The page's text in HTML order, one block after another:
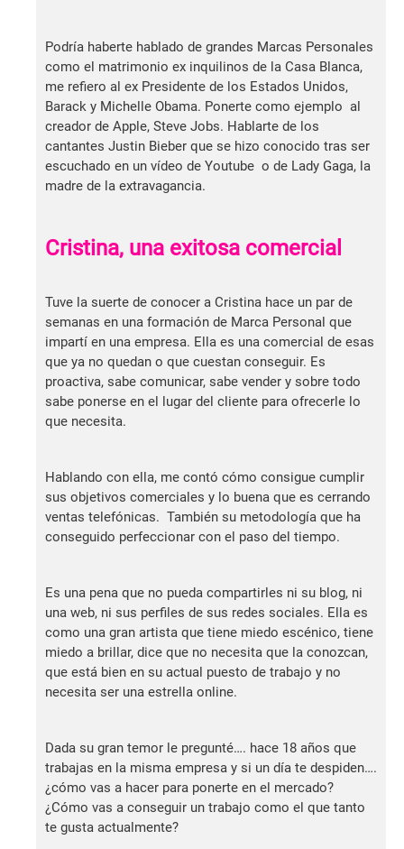
Podría haberte hablado de grandes Marcas Personales
como el matrimonio ex inquilinos de la Casa Blanca,
me refiero al ex Presidente de los Estados Unidos,
Barack y Michelle Obama. Ponerte como ejemplo al
creador de Apple, Steve Jobs. Hablarte de los
cantantes Justin Bieber que se hizo conocido tras ser
escuchado en un vídeo de Youtube o de Lady Gaga, la
madre de la extravagancia.
Cristina, una exitosa comercial
Tuve la suerte de conocer a Cristina hace un par de
semanas en una formación de Marca Personal que
impartí en una empresa. Ella es una comercial de esas
que ya no quedan o que cuestan conseguir. Es
proactiva, sabe comunicar, sabe vender y sobre todo
sabe ponerse en el lugar del cliente para ofrecerle lo
que necesita.
Hablando con ella, me contó cómo consigue cumplir
sus objetivos comerciales y lo buena que es cerrando
ventas telefónicas. También su metodología que ha
conseguido perfeccionar con el paso del tiempo.
Es una pena que no pueda compartirles ni su blog, ni
una web, ni sus perfiles de sus redes sociales. Ella es
como una gran artista que tiene miedo escénico, tiene
miedo a brillar, dice que no necesita que la conozcan,
que está bien en su actual puesto de trabajo y no
necesita ser una estrella online.
Dada su gran temor le pregunté…. hace 18 años que
trabajas en la misma empresa y si un día te despiden….
¿cómo vas a hacer para ponerte en el mercado?
¿Cómo vas a conseguir un trabajo como el que tanto
te gusta actualmente?